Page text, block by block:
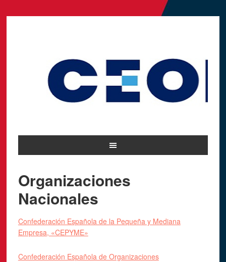
Organizaciones
Nacionales
Confederación Española de la Pequeña y Mediana
Empresa, «CEPYME»
Confederación Española de Organizaciones